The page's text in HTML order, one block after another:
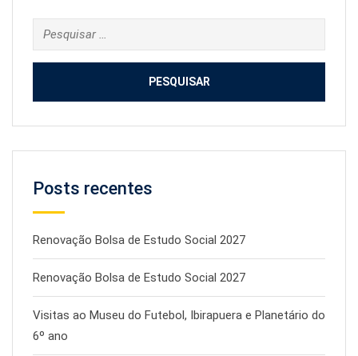
Pesquisar
por:
Posts recentes
Renovação Bolsa de Estudo Social 2027
Renovação Bolsa de Estudo Social 2027
Visitas ao Museu do Futebol, Ibirapuera e Planetário do
6º ano